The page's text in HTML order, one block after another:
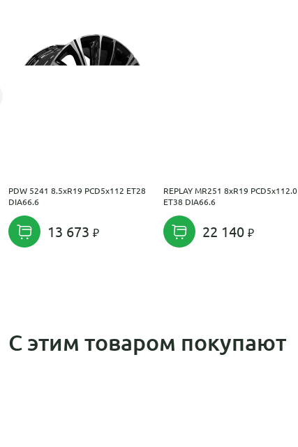
PDW 5241 8.5xR19 PCD5x112 ET28
DIA66.6
13 673
REPLAY MR251 8xR19 PCD5x112.0
ET38 DIA66.6
22 140
С этим товаром покупают